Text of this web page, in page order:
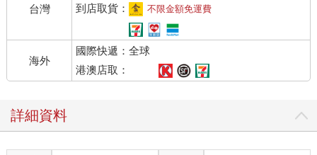
本書列舉了世界上的八十七隻妖怪，告訴大家牠們的生態，並搭
配圖片加以解說。妖怪是否實際存在過？牠們仍然生存在這世界
上嗎？我們很難證實這些疑問。但是，從許多證據或目擊者的證
詞中，我們知道妖怪曾經緊緊依附著人類的生活，與我們的關係
非常密切。
心，牠們是黑暗的居民，如果我們隨意接近，可能會被誘拐到牠
們的世界裡去唷！請大家好好活用本書裡的各種線索與應對方
法，找出身邊的妖怪
台灣
到店取貨：
不限金額免運費
海外
國際快遞：全球
港澳店取：
詳細資料